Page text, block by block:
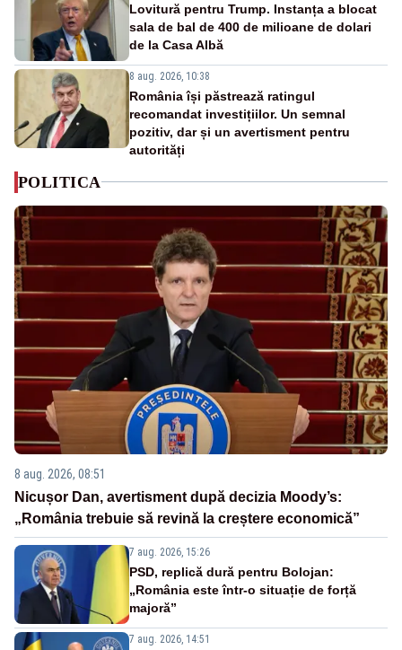
Lovitură pentru Trump. Instanța a blocat
sala de bal de 400 de milioane de dolari
de la Casa Albă
8 aug. 2026, 10:38
România își păstrează ratingul
recomandat investițiilor. Un semnal
pozitiv, dar și un avertisment pentru
autorități
POLITICA
8 aug. 2026, 08:51
Nicușor Dan, avertisment după decizia Moody’s:
„România trebuie să revină la creștere economică”
7 aug. 2026, 15:26
PSD, replică dură pentru Bolojan:
„România este într-o situație de forță
majoră”
7 aug. 2026, 14:51